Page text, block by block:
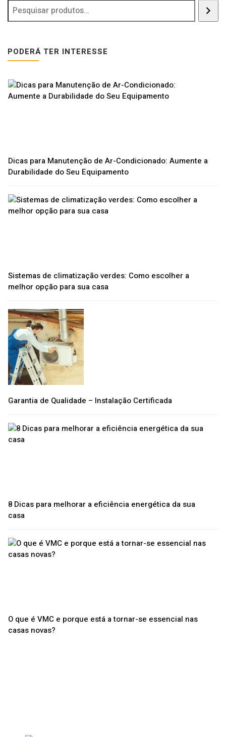
PODERÁ TER INTERESSE
Dicas para Manutenção de Ar-Condicionado: Aumente a
Durabilidade do Seu Equipamento
Sistemas de climatização verdes: Como escolher a
melhor opção para sua casa
Garantia de Qualidade – Instalação Certificada
8 Dicas para melhorar a eficiência energética da sua
casa
O que é VMC e porque está a tornar-se essencial nas
casas novas?